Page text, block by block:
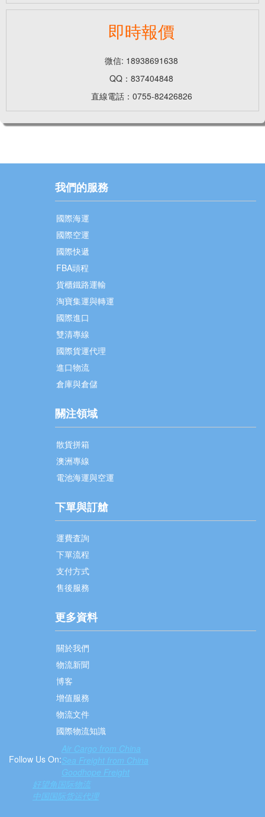
即時報價
微信: 18938691638
QQ：837404848
直線電話：0755-82426826
我們的服務
國際海運
國際空運
國際快遞
FBA頭程
貨櫃鐵路運輸
淘寶集運與轉運
國際進口
雙清專線
國際貨運代理
進口物流
倉庫與倉儲
關注領域
散貨拼箱
澳洲專線
電池海運與空運
下單與訂艙
運費査詢
下單流程
支付方式
售後服務
更多資料
關於我們
物流新聞
博客
增值服務
物流文件
國際物流知識
Follow Us On:
Air Cargo from China
Sea Freight from China
Goodhope Freight
好望角国际物流
中国国际货运代理